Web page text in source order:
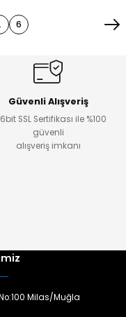
6
Güvenli Alışveriş
SSL Sertifikası ile %100
güvenli
alışveriş imkanı
Milas/Muğla